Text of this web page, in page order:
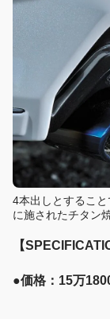
4本出しとするこ
に施されたチタン
【
●価格：15万